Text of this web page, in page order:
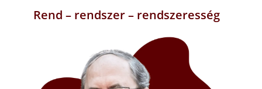
Rend – rendszer – rendszeresség